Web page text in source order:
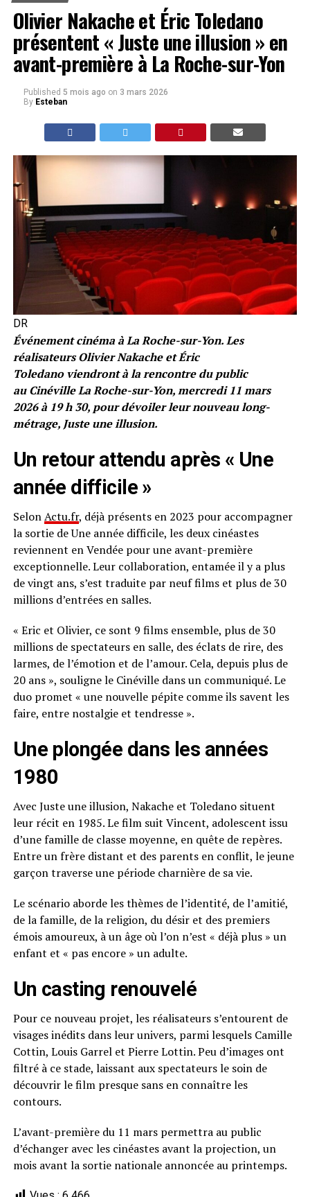
Olivier Nakache et Éric Toledano
présentent « Juste une illusion » en
avant-première à La Roche-sur-Yon
Published 5 mois ago on 3 mars 2026
By Esteban
DR
Événement cinéma à La Roche-sur-Yon. Les
réalisateurs Olivier Nakache et Éric
Toledano viendront à la rencontre du public
au Cinéville La Roche-sur-Yon, mercredi 11 mars
2026 à 19 h 30, pour dévoiler leur nouveau long-
métrage, Juste une illusion.
Un retour attendu après « Une
année difficile »
SelonActu.fr, déjà présents en 2023 pour accompagner
la sortie de Une année difficile, les deux cinéastes
reviennent en Vendée pour une avant-première
exceptionnelle. Leur collaboration, entamée il y a plus
de vingt ans, s’est traduite par neuf films et plus de 30
millions d’entrées en salles.
« Eric et Olivier, ce sont 9 films ensemble, plus de 30
millions de spectateurs en salle, des éclats de rire, des
larmes, de l’émotion et de l’amour. Cela, depuis plus de
20 ans », souligne le Cinéville dans un communiqué. Le
duo promet « une nouvelle pépite comme ils savent les
faire, entre nostalgie et tendresse ».
Une plongée dans les années
1980
Avec Juste une illusion, Nakache et Toledano situent
leur récit en 1985. Le film suit Vincent, adolescent issu
d’une famille de classe moyenne, en quête de repères.
Entre un frère distant et des parents en conflit, le jeune
garçon traverse une période charnière de sa vie.
Le scénario aborde les thèmes de l’identité, de l’amitié,
de la famille, de la religion, du désir et des premiers
émois amoureux, à un âge où l’on n’est « déjà plus » un
enfant et « pas encore » un adulte.
Un casting renouvelé
Pour ce nouveau projet, les réalisateurs s’entourent de
visages inédits dans leur univers, parmi lesquels Camille
Cottin, Louis Garrel et Pierre Lottin. Peu d’images ont
filtré à ce stade, laissant aux spectateurs le soin de
découvrir le film presque sans en connaître les
contours.
L’avant-première du 11 mars permettra au public
d’échanger avec les cinéastes avant la projection, un
mois avant la sortie nationale annoncée au printemps.